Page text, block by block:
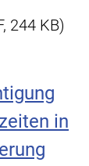
244 KB)
in